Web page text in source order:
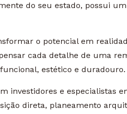
do seu estado, possui
o potencial em
cada detalhe de uma
estético e duradouro.
investidores e especialistas
direta, planeamento